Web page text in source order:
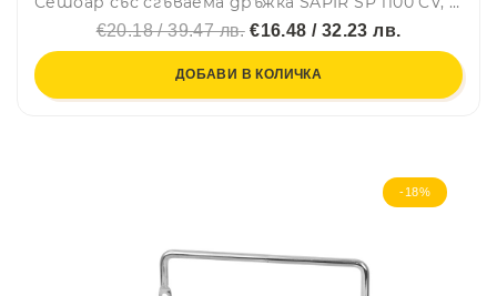
€20.18 / 39.47 лв.€16.48 / 32.23 лв.
ДОБАВИ В КОЛИЧКА
-18%